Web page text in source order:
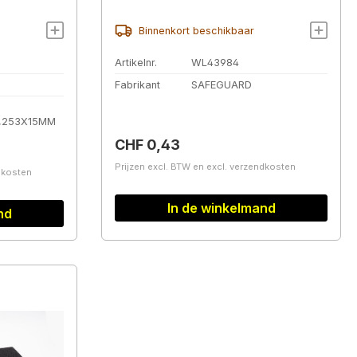
Binnenkort beschikbaar
Artikelnr.
WL43984
Fabrikant
SAFEGUARD
Normale prijs:
CHF 0,43
Prijzen excl. BTW en excl. verzendkosten
In de winkelmand